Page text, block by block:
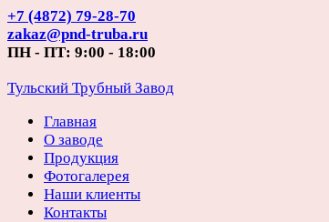
Перейти
к
содержанию
+7 (4872) 79-28-70
zakaz@pnd-truba.ru
ПН - ПТ: 9:00 - 18:00
Тульский Трубный Завод
Главная
О заводе
Продукция
Фотогалерея
Наши клиенты
Контакты